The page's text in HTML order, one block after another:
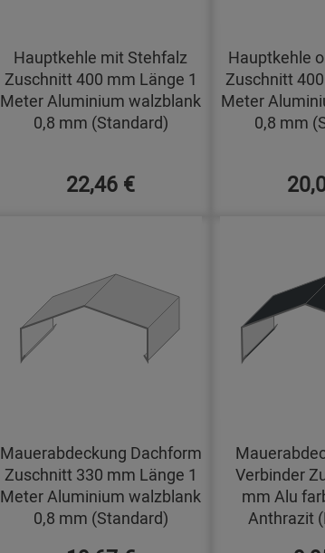
Hauptkehle mit Stehfalz
Zuschnitt 400 mm Länge 1
Meter Aluminium walzblank
0,8 mm (Standard)
22,46 €
Hauptkehle
Zuschnitt
Meter
0,8 mm
Mauerabdeckung Dachform
Zuschnitt 330 mm Länge 1
Meter Aluminium walzblank
0,8 mm (Standard)
Verbinder
mm Alu
Anthrazit